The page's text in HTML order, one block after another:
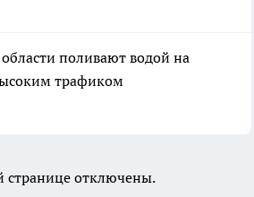
поливают водой на
трафиком
странице отключены.